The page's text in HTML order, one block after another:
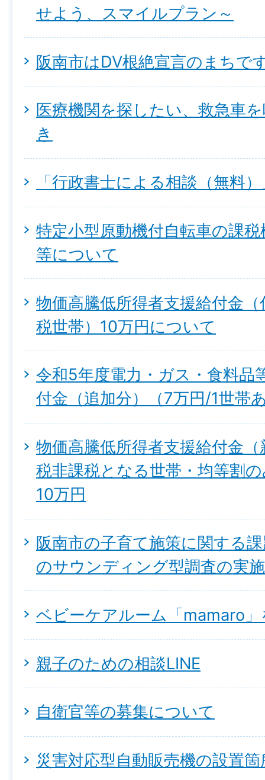
せよう、スマイルプラン～
阪南市はDV根絶宣言のまちで
医療機関を探したい、救急車
き
「行政書士による相談（無料
特定小型原動機付自転車の課
等について
物価高騰低所得者支援給付金
税世帯）10万円について
令和5年度電力・ガス・食料品
付金（追加分）（7万円/1世帯
物価高騰低所得者支援給付金
税非課税となる世帯・均等割
10万円
阪南市の子育て施策に関する
のサウンディング型調査の実
ベビーケアルーム「mamaro
親子のための相談LINE
自衛官等の募集について
災害対応型自動販売機の設置箇